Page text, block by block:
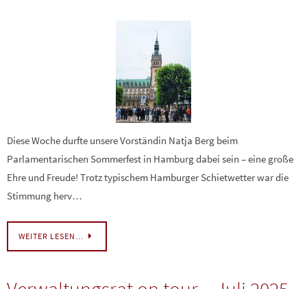
Diese Woche durfte unsere Vorständin Natja Berg beim
Parlamentarischen Sommerfest in Hamburg dabei sein – eine große
Ehre und Freude! Trotz typischem Hamburger Schietwetter war die
Stimmung herv…
WEITER LESEN…